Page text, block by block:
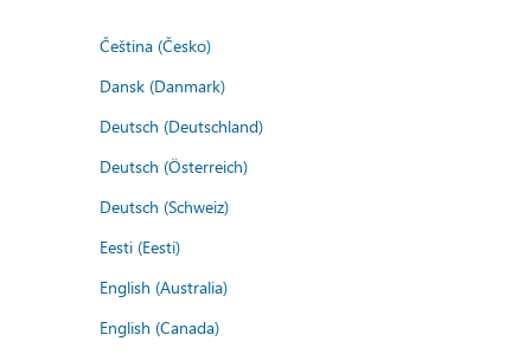
Čeština (Česko)
Dansk (Danmark)
Deutsch (Deutschland)
Deutsch (Österreich)
Deutsch (Schweiz)
Eesti (Eesti)
English (Australia)
English (Canada)